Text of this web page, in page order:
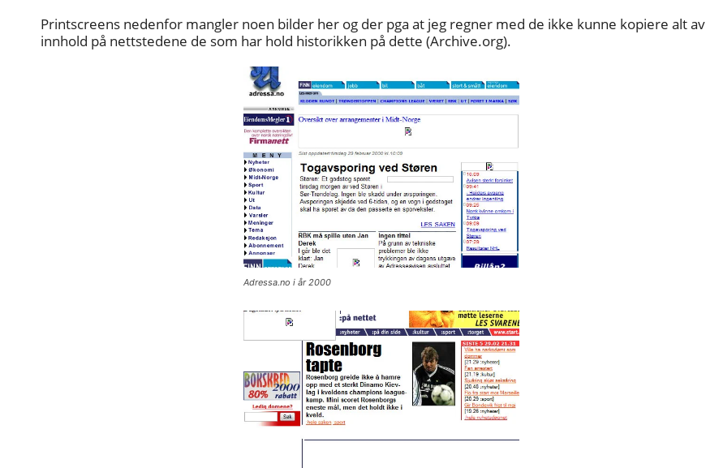
Printscreens nedenfor mangler noen bilder her og der pga at jeg regner med de ikke kunne kopiere alt av
innhold på nettstedene de som har hold historikken på dette (Archive.org).
Adressa.no i år 2000